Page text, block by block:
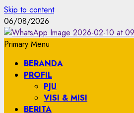
Skip to content
06/08/2026
Primary Menu
BERANDA
PROFIL
PJU
VISI & MISI
BERITA